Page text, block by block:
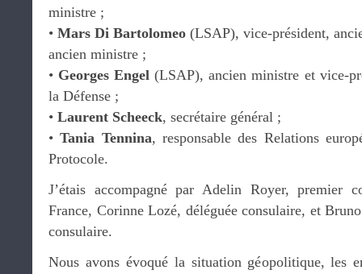
ministre ;
• Mars Di Bartolomeo (LSAP), vice-président,
ancien ministre ;
• Georges Engel (LSAP), ancien ministre et vice-
la Défense ;
• Laurent Scheeck, secrétaire général ;
•Tania Tennina, responsable des Relations
Protocole.
J’étais accompagné par Adelin Royer, premier
France, Corinne Lozé, déléguée consulaire, et
consulaire.
Nous avons évoqué la situation géopolitique, les